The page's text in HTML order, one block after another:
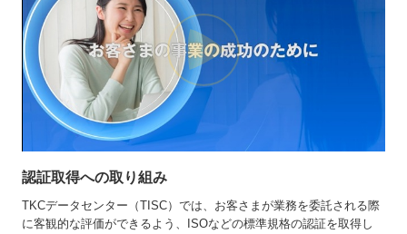
認証取得への取り組み
TKCデータセンター（TISC）では、お客さまが業務を委託される際
に客観的な評価ができるよう、ISOなどの標準規格の認証を取得し